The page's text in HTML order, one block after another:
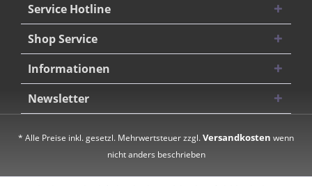
Service Hotline
Shop Service
Informationen
Newsletter
* Alle Preise inkl. gesetzl. Mehrwertsteuer zzgl.Versandkosten wenn
nicht anders beschrieben